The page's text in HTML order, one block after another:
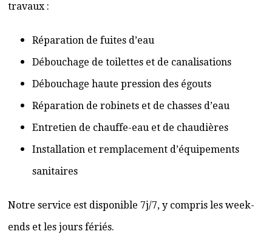
travaux :
Réparation de fuites d’eau
Débouchage de toilettes et de canalisations
Débouchage haute pression des égouts
Réparation de robinets et de chasses d’eau
Entretien de chauffe-eau et de chaudières
Installation et remplacement d’équipements
sanitaires
Notre service est disponible 7j/7, y compris les week-
ends et les jours fériés.